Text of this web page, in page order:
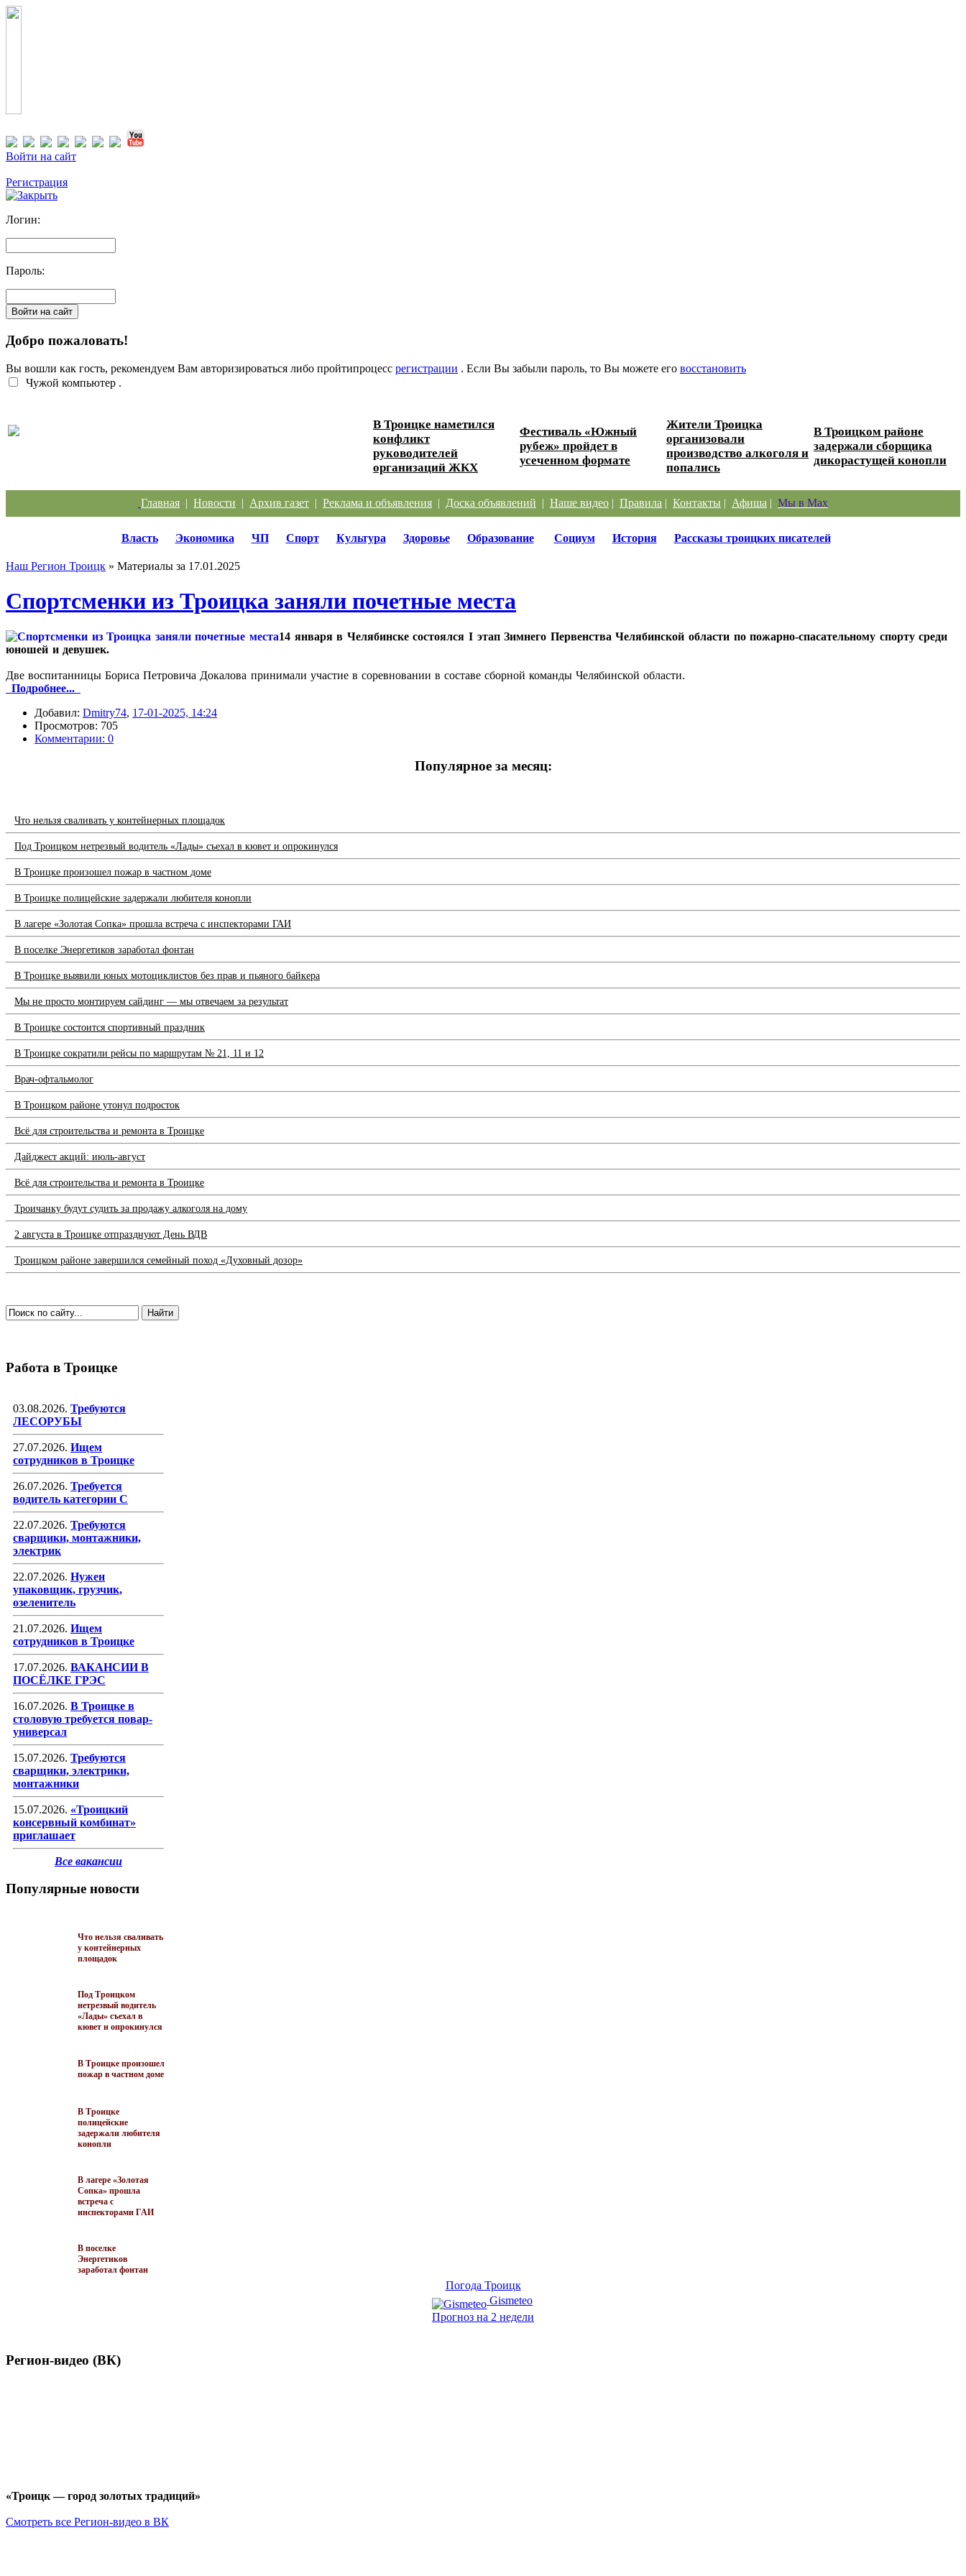
Войти на сайт
Регистрация
Логин:
Пароль:
Добро пожаловать!
Вы вошли как гость, рекомендуем Вам авторизироваться либо пройтипроцесс регистрации . Если Вы забыли пароль, то Вы можете его восстановить
Чужой компьютер .
В Троицке наметился
конфликт
руководителей
организаций ЖКХ
Фестиваль «Южный
рубеж» пройдет в
усеченном формате
Жители Троицка
организовали
производство алкоголя и
попались
В Троицком районе
задержали сборщика
дикорастущей конопли
Главная | Новости | Архив газет | Реклама и объявления | Доска объявлений | Наше видео | Правила | Контакты | Афиша | Мы в Max
Власть Экономика ЧП Спорт Культура Здоровье Образование Социум История Рассказы троицких писателей
Наш Регион Троицк » Материалы за 17.01.2025
Спортсменки из Троицка заняли почетные места
14 января в Челябинске состоялся I этап Зимнего Первенства Челябинской области по пожарно-спасательному спорту среди
юношей и девушек.
Две воспитанницы Бориса Петровича Докалова принимали участие в соревновании в составе сборной команды Челябинской области.
Подробнее...
Добавил: Dmitry74, 17-01-2025, 14:24
Просмотров: 705
Комментарии: 0
Популярное за месяц:
Что нельзя сваливать у контейнерных площадок
Под Троицком нетрезвый водитель «Лады» съехал в кювет и опрокинулся
В Троицке произошел пожар в частном доме
В Троицке полицейские задержали любителя конопли
В лагере «Золотая Сопка» прошла встреча с инспекторами ГАИ
В поселке Энергетиков заработал фонтан
В Троицке выявили юных мотоциклистов без прав и пьяного байкера
Мы не просто монтируем сайдинг — мы отвечаем за результат
В Троицке состоится спортивный праздник
В Троицке сократили рейсы по маршрутам № 21, 11 и 12
Врач-офтальмолог
В Троицком районе утонул подросток
Всё для строительства и ремонта в Троицке
Дайджест акций: июль-август
Всё для строительства и ремонта в Троицке
Троичанку будут судить за продажу алкоголя на дому
2 августа в Троицке отпразднуют День ВДВ
Троицком районе завершился семейный поход «Духовный дозор»
Работа в Троицке
03.08.2026. Требуются
ЛЕСОРУБЫ
27.07.2026. Ищем
сотрудников в Троицке
26.07.2026. Требуется
водитель категории С
22.07.2026. Требуются
сварщики, монтажники,
электрик
22.07.2026. Нужен
упаковщик, грузчик,
озеленитель
21.07.2026. Ищем
сотрудников в Троицке
17.07.2026. ВАКАНСИИ В
ПОСЁЛКЕ ГРЭС
16.07.2026. В Троицке в
столовую требуется повар-
универсал
15.07.2026. Требуются
сварщики, электрики,
монтажники
15.07.2026. «Троицкий
консервный комбинат»
приглашает
Все вакансии
Популярные новости
Что нельзя сваливать
у контейнерных
площадок
Под Троицком
нетрезвый водитель
«Лады» съехал в
кювет и опрокинулся
В Троицке произошел
пожар в частном доме
В Троицке
полицейские
задержали любителя
конопли
В лагере «Золотая
Сопка» прошла
встреча с
инспекторами ГАИ
В поселке
Энергетиков
заработал фонтан
Погода Троицк
Gismeteo
Прогноз на 2 недели
Регион-видео (ВК)
«Троицк — город золотых традиций»
Смотреть все Регион-видео в ВК